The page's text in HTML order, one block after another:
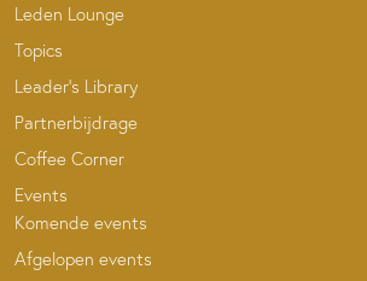
Leden Lounge
Topics
Leader’s Library
Partnerbijdrage
Coffee Corner
Events
Komende events
Afgelopen events